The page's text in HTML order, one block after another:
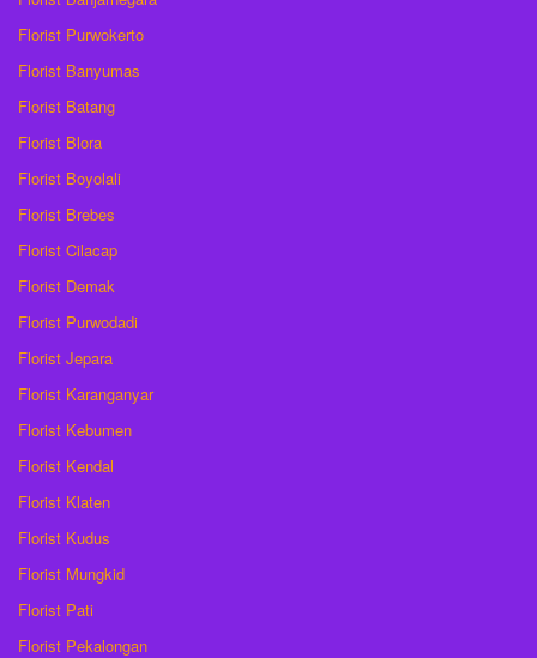
Florist Purwokerto
Florist Banyumas
Florist Batang
Florist Blora
Florist Boyolali
Florist Brebes
Florist Cilacap
Florist Demak
Florist Purwodadi
Florist Jepara
Florist Karanganyar
Florist Kebumen
Florist Kendal
Florist Klaten
Florist Kudus
Florist Mungkid
Florist Pati
Florist Pekalongan